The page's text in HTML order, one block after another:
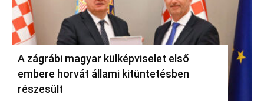
A zágrábi magyar külképviselet első
embere horvát állami kitüntetésben
részesült